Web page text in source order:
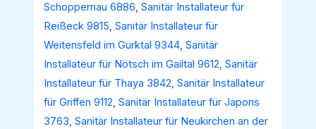
Schoppernau 6886,Sanitär Installateur für
Reißeck 9815,Sanitär Installateur für
Weitensfeld im Gurktal 9344,Sanitär
Installateur für Nötsch im Gailtal 9612,Sanitär
Installateur für Thaya 3842,Sanitär Installateur
für Griffen 9112,Sanitär Installateur für Japons
3763,Sanitär Installateur für Neukirchen an der